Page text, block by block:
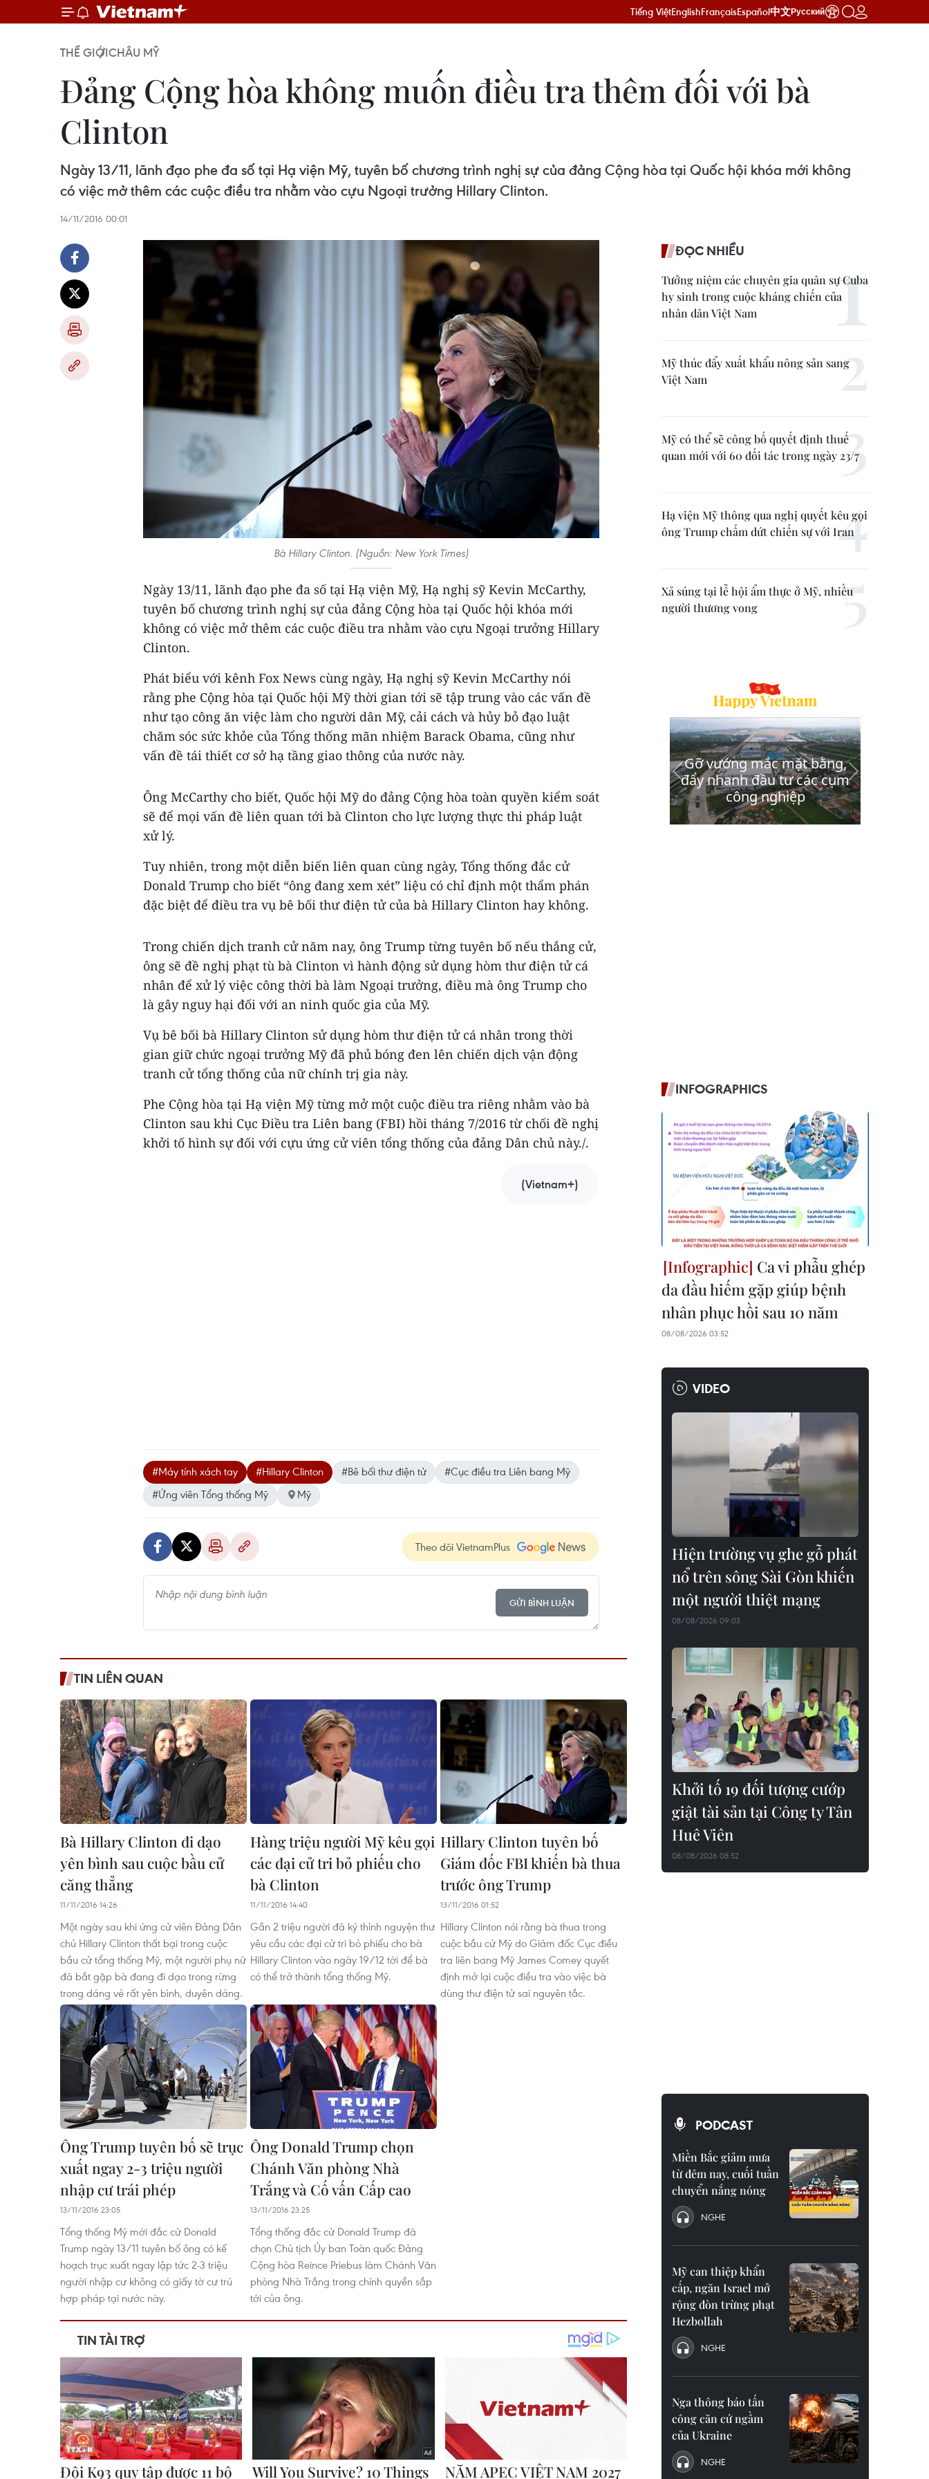
Tiếng ViệtEnglishFrançaisEspañol中文Русский
THẾ GIỚICHÂU MỸ
Đảng Cộng hòa không muốn điều tra thêm đối với bà
Clinton
Ngày 13/11, lãnh đạo phe đa số tại Hạ viện Mỹ, tuyên bố chương trình nghị sự của đảng Cộng hòa tại Quốc hội khóa mới không
có việc mở thêm các cuộc điều tra nhằm vào cựu Ngoại trưởng Hillary Clinton.
14/11/2016 00:01
Bà Hillary Clinton. (Nguồn: New York Times)
Ngày 13/11, lãnh đạo phe đa số tại Hạ viện Mỹ, Hạ nghị sỹ Kevin McCarthy,
tuyên bố chương trình nghị sự của đảng Cộng hòa tại Quốc hội khóa mới
không có việc mở thêm các cuộc điều tra nhằm vào cựu Ngoại trưởng Hillary
Clinton.
Phát biểu với kênh Fox News cùng ngày, Hạ nghị sỹ Kevin McCarthy nói
rằng phe Cộng hòa tại Quốc hội Mỹ thời gian tới sẽ tập trung vào các vấn đề
như tạo công ăn việc làm cho người dân Mỹ, cải cách và hủy bỏ đạo luật
chăm sóc sức khỏe của Tổng thống mãn nhiệm Barack Obama, cũng như
vấn đề tái thiết cơ sở hạ tầng giao thông của nước này.
Ông McCarthy cho biết, Quốc hội Mỹ do đảng Cộng hòa toàn quyền kiểm soát
sẽ để mọi vấn đề liên quan tới bà Clinton cho lực lượng thực thi pháp luật
xử lý.
Tuy nhiên, trong một diễn biến liên quan cùng ngày, Tổng thống đắc cử
Donald Trump cho biết “ông đang xem xét” liệu có chỉ định một thẩm phán
đặc biệt để điều tra vụ bê bối thư điện tử của bà Hillary Clinton hay không.
Trong chiến dịch tranh cử năm nay, ông Trump từng tuyên bố nếu thắng cử,
ông sẽ đề nghị phạt tù bà Clinton vì hành động sử dụng hòm thư điện tử cá
nhân để xử lý việc công thời bà làm Ngoại trưởng, điều mà ông Trump cho
là gây nguy hại đối với an ninh quốc gia của Mỹ.
Vụ bê bối bà Hillary Clinton sử dụng hòm thư điện tử cá nhân trong thời
gian giữ chức ngoại trưởng Mỹ đã phủ bóng đen lên chiến dịch vận động
tranh cử tổng thống của nữ chính trị gia này.
Phe Cộng hòa tại Hạ viện Mỹ từng mở một cuộc điều tra riêng nhằm vào bà
Clinton sau khi Cục Điều tra Liên bang (FBI) hồi tháng 7/2016 từ chối đề nghị
khởi tố hình sự đối với cựu ứng cử viên tổng thống của đảng Dân chủ này./.
(Vietnam+)
#Máy tính xách tay #Hillary Clinton #Bê bối thư điện tử
#Cục điều tra Liên bang Mỹ
#Ứng viên Tổng thống Mỹ
Mỹ
Theo dõi VietnamPlus
GỬI BÌNH LUẬN
TIN LIÊN QUAN
Bà Hillary Clinton đi dạo
yên bình sau cuộc bầu cử
căng thẳng
11/11/2016 14:26
Một ngày sau khi ứng cử viên Đảng Dân
chủ Hillary Clinton thất bại trong cuộc
bầu cử tổng thống Mỹ, một người phụ nữ
đã bắt gặp bà đang đi dạo trong rừng
trong dáng vẻ rất yên bình, duyên dáng.
Hàng triệu người Mỹ kêu gọi
các đại cử tri bỏ phiếu cho
bà Clinton
11/11/2016 14:40
Gần 2 triệu người đã ký thỉnh nguyện thư
yêu cầu các đại cử tri bỏ phiếu cho bà
Hillary Clinton vào ngày 19/12 tới để bà
có thể trở thành tổng thống Mỹ.
Hillary Clinton tuyên bố
Giám đốc FBI khiến bà thua
trước ông Trump
13/11/2016 01:52
Hillary Clinton nói rằng bà thua trong
cuộc bầu cử Mỹ do Giám đốc Cục điều
tra liên bang Mỹ James Comey quyết
định mở lại cuộc điều tra vào việc bà
dùng thư điện tử sai nguyên tắc.
Ông Trump tuyên bố sẽ trục
xuất ngay 2-3 triệu người
nhập cư trái phép
13/11/2016 23:05
Tổng thống Mỹ mới đắc cử Donald
Trump ngày 13/11 tuyên bố ông có kế
hoạch trục xuất ngay lập tức 2-3 triệu
người nhập cư không có giấy tờ cư trú
hợp pháp tại nước này.
Ông Donald Trump chọn
Chánh Văn phòng Nhà
Trắng và Cố vấn Cấp cao
13/11/2016 23:25
Tổng thống đắc cử Donald Trum​p đã
chọn Chủ tịch Ủy ban Toàn quốc Đảng
Cộng hòa Reince Priebus làm Chánh Văn
phòng Nhà Trắng trong chính quyền sắp
tới của ông.
ĐỌC NHIỀU
Tưởng niệm các chuyên gia quân sự Cuba
hy sinh trong cuộc kháng chiến của
nhân dân Việt Nam
Mỹ thúc đẩy xuất khẩu nông sản sang
Việt Nam
Mỹ có thể sẽ công bố quyết định thuế
quan mới với 60 đối tác trong ngày 23/7
Hạ viện Mỹ thông qua nghị quyết kêu gọi
ông Trump chấm dứt chiến sự với Iran
Xả súng tại lễ hội ẩm thực ở Mỹ, nhiều
người thương vong
INFOGRAPHICS
Ca vi phẫu ghép
da đầu hiếm gặp giúp bệnh
nhân phục hồi sau 10 năm
08/08/2026 03:52
VIDEO
Hiện trường vụ ghe gỗ phát
nổ trên sông Sài Gòn khiến
một người thiệt mạng
08/08/2026 09:03
Khởi tố 19 đối tượng cướp
giật tài sản tại Công ty Tân
Huê Viên
08/08/2026 08:52
PODCAST
Miền Bắc giảm mưa
từ đêm nay, cuối tuần
chuyển nắng nóng
NGHE
Mỹ can thiệp khẩn
cấp, ngăn Israel mở
rộng đòn trừng phạt
Hezbollah
NGHE
Nga thông báo tấn
công căn cứ ngầm
của Ukraine
NGHE